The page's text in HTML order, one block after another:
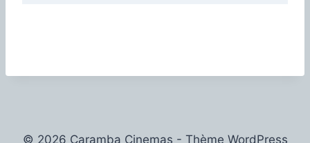
© 2026 Caramba Cinemas - Thème WordPress